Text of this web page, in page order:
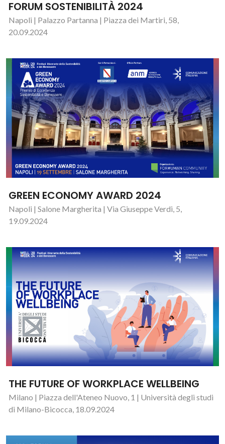
FORUM SOSTENIBILITÀ 2024
Napoli | Palazzo Partanna | Piazza dei Martiri, 58,
20.09.2024
GREEN ECONOMY AWARD 2024
Napoli | Salone Margherita | Via Giuseppe Verdi, 5,
19.09.2024
THE FUTURE OF WORKPLACE WELLBEING
Milano | Piazza dell'Ateneo Nuovo, 1 | Università degli studi
di Milano-Bicocca, 18.09.2024